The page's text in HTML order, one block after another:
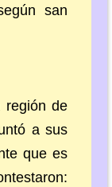
san
región de
a sus
que es